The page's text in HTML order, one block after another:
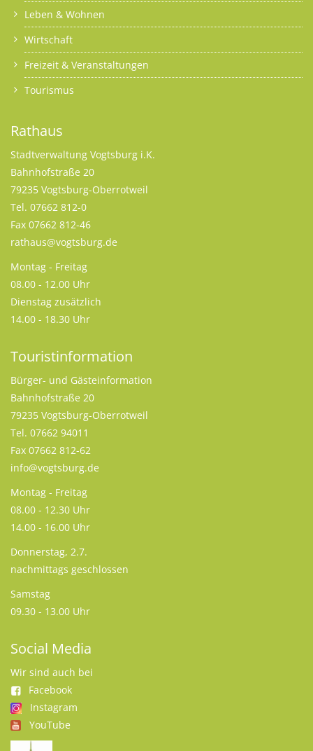
Leben & Wohnen
Wirtschaft
Freizeit & Veranstaltungen
Tourismus
Rathaus
Stadtverwaltung Vogtsburg i.K.
Bahnhofstraße 20
79235 Vogtsburg-Oberrotweil
Tel. 07662 812-0
Fax 07662 812-46
rathaus@vogtsburg.de
Montag - Freitag
08.00 - 12.00 Uhr
Dienstag zusätzlich
14.00 - 18.30 Uhr
Touristinformation
Bürger- und Gästeinformation
Bahnhofstraße 20
79235 Vogtsburg-Oberrotweil
Tel. 07662 94011
Fax 07662 812-62
info@vogtsburg.de
Montag - Freitag
08.00 - 12.30 Uhr
14.00 - 16.00 Uhr
Donnerstag, 2.7.
nachmittags geschlossen
Samstag
09.30 - 13.00 Uhr
Social Media
Wir sind auch bei
Facebook
Instagram
YouTube